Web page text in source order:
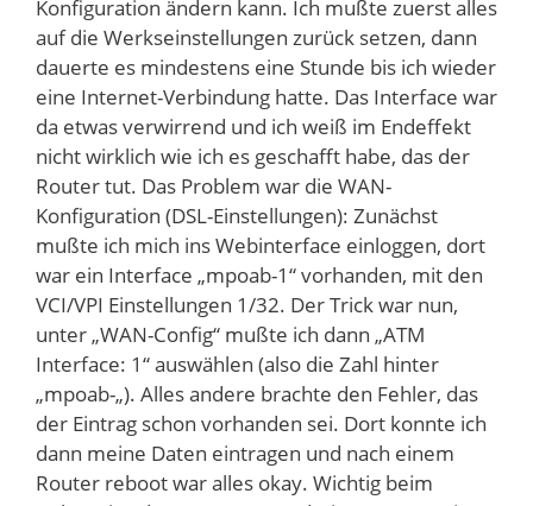
Konfiguration ändern kann. Ich mußte zuerst alles
auf die Werkseinstellungen zurück setzen, dann
dauerte es mindestens eine Stunde bis ich wieder
eine Internet-Verbindung hatte. Das Interface war
da etwas verwirrend und ich weiß im Endeffekt
nicht wirklich wie ich es geschafft habe, das der
Router tut. Das Problem war die WAN-
Konfiguration (DSL-Einstellungen): Zunächst
mußte ich mich ins Webinterface einloggen, dort
war ein Interface „mpoab-1“ vorhanden, mit den
VCI/VPI Einstellungen 1/32. Der Trick war nun,
unter „WAN-Config“ mußte ich dann „ATM
Interface: 1“ auswählen (also die Zahl hinter
„mpoab-„). Alles andere brachte den Fehler, das
der Eintrag schon vorhanden sei. Dort konnte ich
dann meine Daten eintragen und nach einem
Router reboot war alles okay. Wichtig beim